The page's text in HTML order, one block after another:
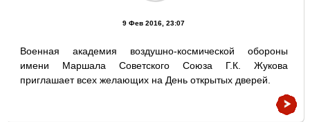
9 Фев 2016, 23:07
Военная академия воздушно-космической обороны
имени Маршала Советского Союза Г.К. Жукова
приглашает всех желающих на День открытых дверей.